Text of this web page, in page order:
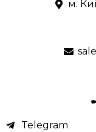
Telegram
м.